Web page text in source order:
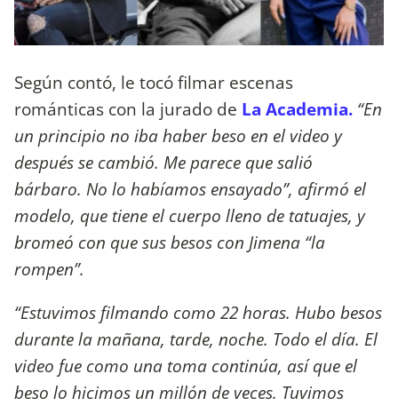
Según contó, le tocó filmar escenas
románticas con la jurado de La Academia. “En
un principio no iba haber beso en el video y
después se cambió. Me parece que salió
bárbaro. No lo habíamos ensayado”, afirmó el
modelo, que tiene el cuerpo lleno de tatuajes, y
bromeó con que sus besos con Jimena “la
rompen”.
“Estuvimos filmando como 22 horas. Hubo besos
durante la mañana, tarde, noche. Todo el día. El
video fue como una toma continúa, así que el
beso lo hicimos un millón de veces. Tuvimos